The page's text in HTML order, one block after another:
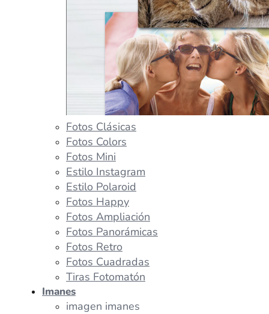
Fotos Clásicas
Fotos Colors
Fotos Mini
Estilo Instagram
Estilo Polaroid
Fotos Happy
Fotos Ampliación
Fotos Panorámicas
Fotos Retro
Fotos Cuadradas
Tiras Fotomatón
Imanes
imagen imanes